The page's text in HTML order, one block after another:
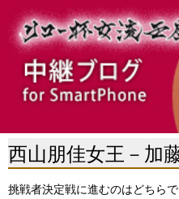
西山朋佳女王－加
挑戦者決定戦に進むのはどちら